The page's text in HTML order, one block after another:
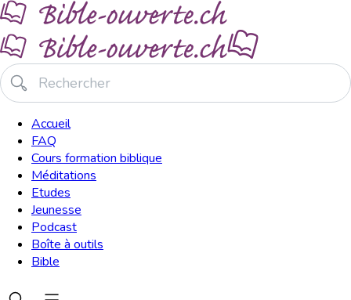
Accueil
FAQ
Cours formation biblique
Méditations
Etudes
Jeunesse
Podcast
Boîte à outils
Bible